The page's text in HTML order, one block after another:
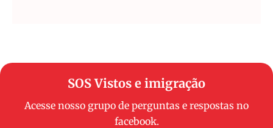
SOS Vistos e imigração
Acesse nosso grupo de perguntas e respostas no
facebook.